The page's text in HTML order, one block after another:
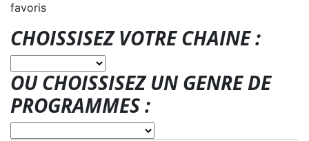
favoris
CHOISSISEZ VOTRE CHAINE :
OU CHOISSISEZ UN GENRE DE
PROGRAMMES :